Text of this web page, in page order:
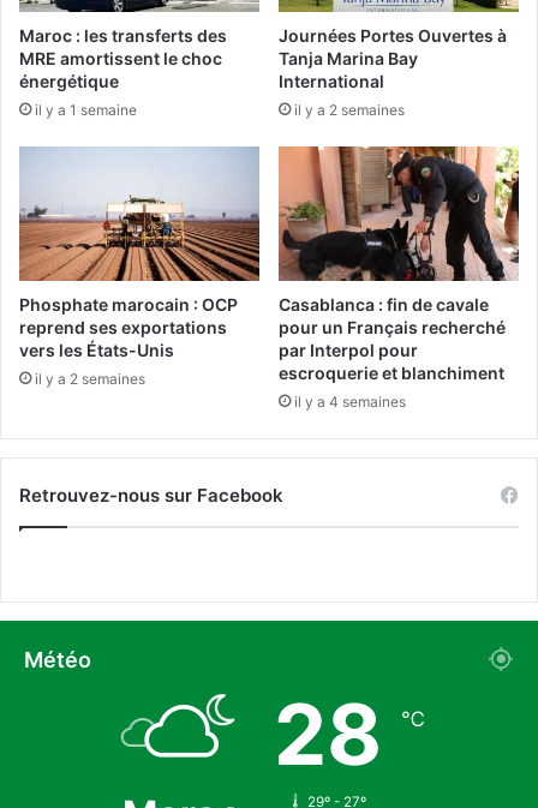
t
i
l
i
s
é
s
a
d
m
n
i
r
t
r
t
t
u
p
l
a
n
e
s
u
s
s
r
M
a
Maroc : les transferts des
MRE amortissent le choc
énergétique
il y a 1 semaine
Journées Portes Ouvertes à
Tanja Marina Bay
International
il y a 2 semaines
Phosphate marocain : OCP
reprend ses exportations
vers les États-Unis
il y a 2 semaines
Casablanca : fin de cavale
pour un Français recherché
par Interpol pour
escroquerie et blanchiment
il y a 4 semaines
Retrouvez-nous sur Facebook
Météo
28 ℃
29º - 27º